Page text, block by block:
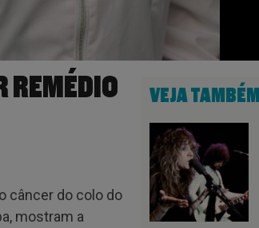
REMÉDIO
câncer do colo do
mostram a
VEJA TAMBÉM